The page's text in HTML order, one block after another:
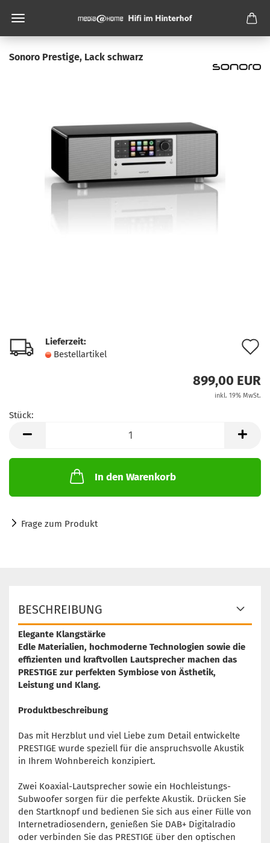
Sonoro Prestige, Lack schwarz
Lieferzeit:
Bestellartikel
899,00 EUR
inkl. 19% MwSt.
Stück:
In den Warenkorb
Frage zum Produkt
BESCHREIBUNG
Elegante Klangstärke
Edle Materialien, hochmoderne Technologien sowie die
effizienten und kraftvollen Lautsprecher machen das
PRESTIGE zur perfekten Symbiose von Ästhetik,
Leistung und Klang.
Produktbeschreibung
Das mit Herzblut und viel Liebe zum Detail entwickelte
PRESTIGE wurde speziell für die anspruchsvolle Akustik
in Ihrem Wohnbereich konzipiert.
Zwei Koaxial-Lautsprecher sowie ein Hochleistungs-
Subwoofer sorgen für die perfekte Akustik. Drücken Sie
den Startknopf und bedienen Sie sich aus einer Fülle von
Internetradiosendern, genießen Sie DAB+ Digitalradio
oder verbinden Sie das PRESTIGE über den optischen